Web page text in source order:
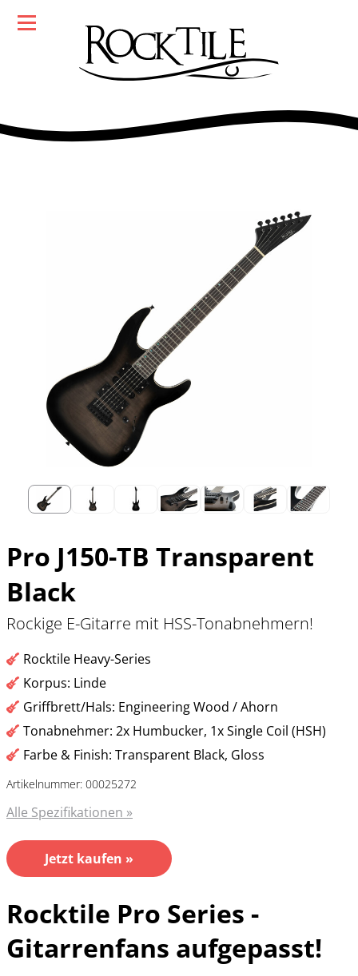
Pro J150-TB Transparent
Black
Rockige E-Gitarre mit HSS-Tonabnehmern!
Rocktile Heavy-Series
Korpus: Linde
Griffbrett/Hals: Engineering Wood / Ahorn
Tonabnehmer: 2x Humbucker, 1x Single Coil (HSH)
Farbe & Finish: Transparent Black, Gloss
Artikelnummer: 00025272
Alle Spezifikationen »
Jetzt kaufen »
Rocktile Pro Series -
Gitarrenfans aufgepasst!